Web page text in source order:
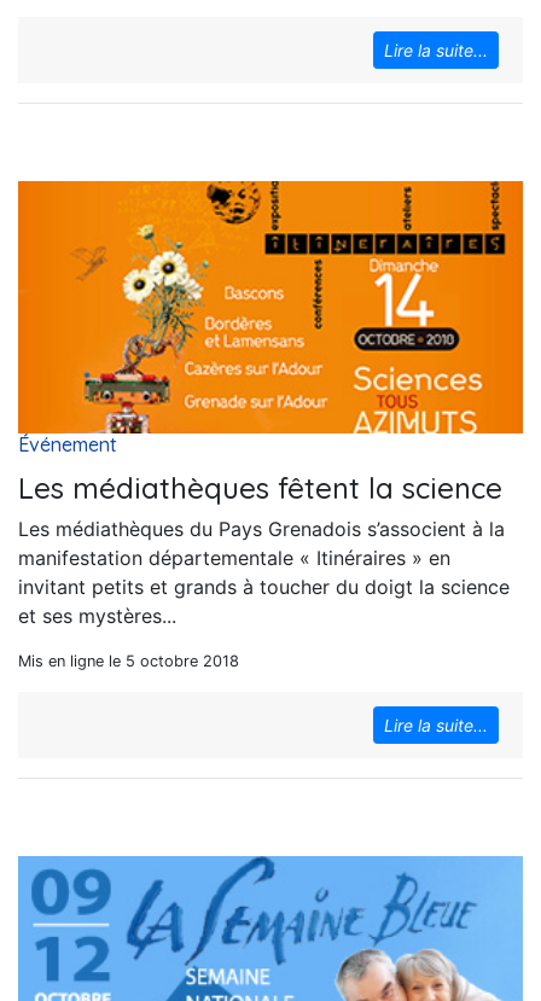
Lire la suite...
Événement
Les médiathèques fêtent la science
Les médiathèques du Pays Grenadois s’associent à la
manifestation départementale « Itinéraires » en
invitant petits et grands à toucher du doigt la science
et ses mystères...
Mis en ligne le 5 octobre 2018
Lire la suite...